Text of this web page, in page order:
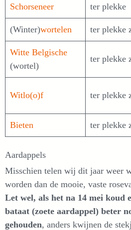
Schorseneer ter plekke
(Winter)wortelen ter plekke
Witte Belgische
(wortel)
ter plekke
Witlo(o)f ter plekke
Bieten ter plekke
Aardappels
Misschien telen wij dit jaar weer
worden dan de mooie, vaste
Let wel, als het na 14 mei koud
bataat (zoete aardappel) beter
gehouden, anders kwijnen de